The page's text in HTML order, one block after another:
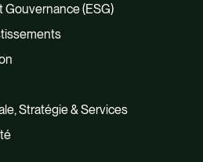
Gouvernance (ESG)
Stratégie & Services